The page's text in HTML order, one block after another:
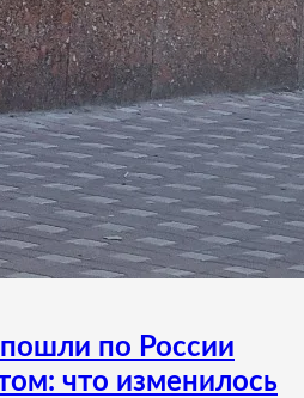
по России
что изменилось